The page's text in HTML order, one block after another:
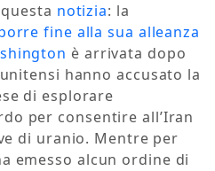
notizia: la
fine alla sua alleanza
è arrivata dopo
hanno accusato la
di esplorare
per consentire all’Iran
di uranio. Mentre per
emesso alcun ordine di